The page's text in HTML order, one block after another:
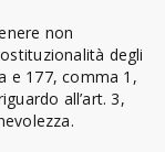
non
degli
e 177, comma 1,
all’art. 3,